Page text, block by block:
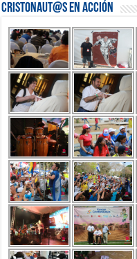
Cristonaut@s en Acción